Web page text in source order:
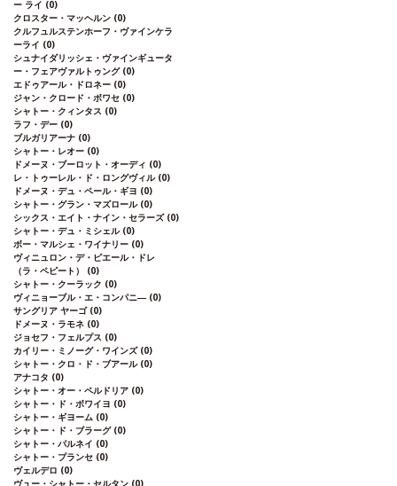
ー ライ (0)
クロスター・マッヘルン (0)
クルフュルステンホーフ・ヴァインケラ
ーライ (0)
シュナイダリッシェ・ヴァインギュータ
ー・フェアヴァルトゥング (0)
エドゥアール・ドロネー (0)
ジャン・クロード・ボワセ (0)
シャトー・クィンタス (0)
ラフ・デー (0)
ブルガリアーナ (0)
シャトー・レオー (0)
ドメーヌ・ブーロット・オーディ (0)
レ・トゥーレル・ド・ロングヴィル (0)
ドメーヌ・デュ・ペール・ギヨ (0)
シャトー・グラン・マズロール (0)
シックス・エイト・ナイン・セラーズ (0)
シャトー・デュ・ミシェル (0)
ボー・マルシェ・ワイナリー (0)
ヴィニュロン・デ・ピエール・ドレ
（ラ・ペピート） (0)
シャトー・クーラック (0)
ヴィニョーブル・エ・コンパニ― (0)
サングリア ヤーゴ (0)
ドメーヌ・ラモネ (0)
ジョセフ・フェルプス (0)
カイリー・ミノーグ・ワインズ (0)
シャトー・クロ・ド・ブアール (0)
アナコタ (0)
シャトー・オー・ペルドリア (0)
シャトー・ド・ボワイヨ (0)
シャトー・ギヨーム (0)
シャトー・ド・ブラーグ (0)
シャトー・パルネイ (0)
シャトー・プランセ (0)
ヴェルデロ (0)
ヴュー・シャトー・セルタン (0)